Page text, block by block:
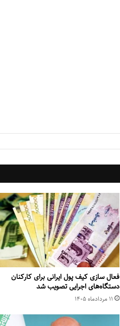
فعال سازی کیف پول ایرانی برای کارکنان
دستگاه‌های اجرایی تصویب شد
۱۱ مرداد‌ماه ۱۴۰۵